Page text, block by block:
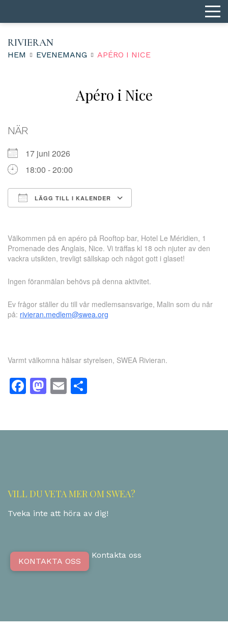
RIVIERAN
HEM EVENEMANG APÉRO I NICE
Apéro i Nice
NÄR
17 juni 2026
18:00 - 20:00
LÄGG TILL I KALENDER
Välkommen på en apéro på Rooftop bar, Hotel Le Méridien, 1
Promenade des Anglais, Nice. Vi träffas kl 18 och njuter av den
vackra utsikten, trevligt sällskap och något gott i glaset!
Ingen föranmälan behövs på denna aktivitet.
Ev frågor ställer du till vår medlemsansvarige, Malin som du når
på: rivieran.medlem@swea.org
Varmt välkomna hälsar styrelsen, SWEA Rivieran.
Facebook
Mastodon
Email
VILL DU VETA MER OM SWEA?
Tveka inte att höra av dig!
KONTAKTA OSS
Kontakta oss